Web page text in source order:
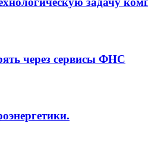
через сервисы ФНС